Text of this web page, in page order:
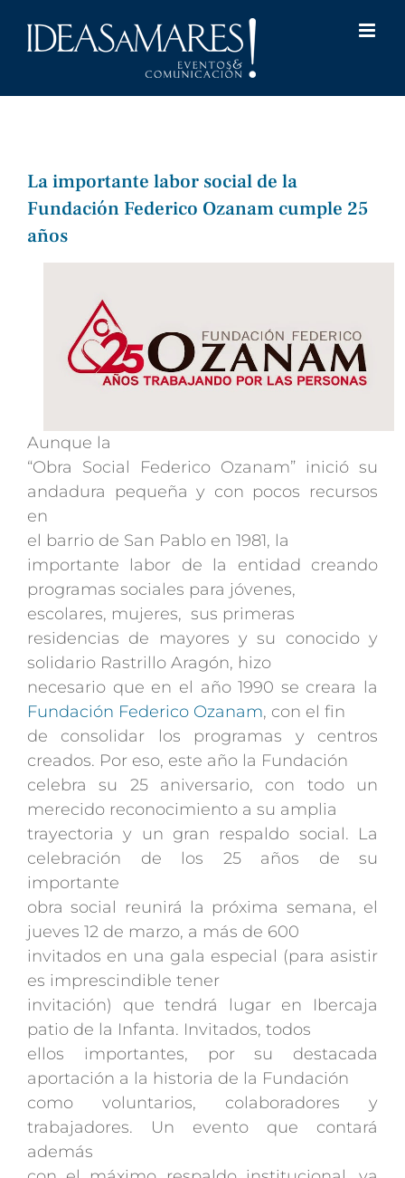
La importante labor social de la
Fundación Federico Ozanam cumple 25
años
Aunque la
“Obra Social Federico Ozanam” inició su
andadura pequeña y con pocos recursos
en
el barrio de San Pablo en 1981, la
importante labor de la entidad creando
programas sociales para jóvenes,
escolares, mujeres, sus primeras
residencias de mayores y su conocido y
solidario Rastrillo Aragón, hizo
necesario que en el año 1990 se creara la
Fundación Federico Ozanam, con el fin
de consolidar los programas y centros
creados. Por eso, este año la Fundación
celebra su 25 aniversario, con todo un
merecido reconocimiento a su amplia
trayectoria y un gran respaldo social. La
celebración de los 25 años de su
importante
obra social reunirá la próxima semana, el
jueves 12 de marzo, a más de 600
invitados en una gala especial (para asistir
es imprescindible tener
invitación) que tendrá lugar en Ibercaja
patio de la Infanta. Invitados, todos
ellos importantes, por su destacada
aportación a la historia de la Fundación
como voluntarios, colaboradores y
trabajadores. Un evento que contará
además